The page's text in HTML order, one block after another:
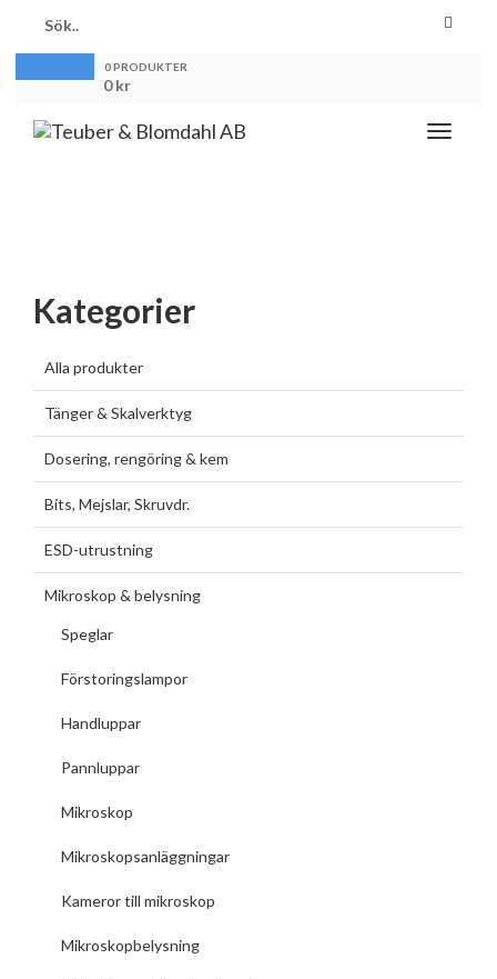
0 PRODUKTER
0kr
Toggle
Kategorier
Alla produkter
Tänger & Skalverktyg
Dosering, rengöring & kem
Bits, Mejslar, Skruvdr.
ESD-utrustning
Mikroskop & belysning
Speglar
Förstoringslampor
Handluppar
Pannluppar
Mikroskop
Mikroskopsanläggningar
Kameror till mikroskop
Mikroskopbelysning